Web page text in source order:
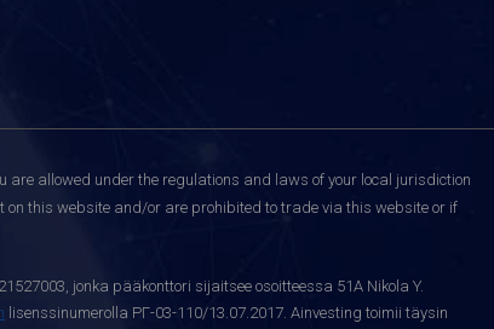
are allowed under the regulations and laws of your local jurisdiction
on this website and/or are prohibited to trade via this website or if
jonka pääkonttori sijaitsee osoitteessa 51A Nikola Y.
lisenssinumerolla РГ-03-110/13.07.2017. Ainvesting toimii täysin